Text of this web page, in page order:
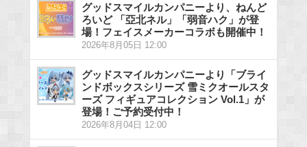
グッドスマイルカンパニーより、ねんど
ろいど 「亞北ネル」「弱音ハク」が登
場！フェイスメーカーコラボも開催中！
2026年8月05日 12:00
グッドスマイルカンパニーより「ブライ
ンドボックスシリーズ 雪ミクオールスタ
ーズ フィギュアコレクション Vol.1」が
登場！ご予約受付中！
2026年8月04日 12:00